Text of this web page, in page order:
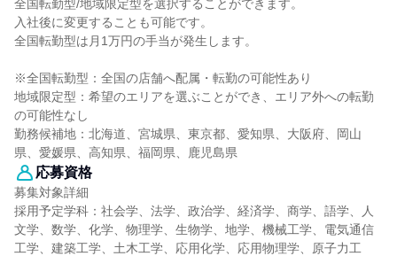
全国転勤型/地域限定型を選択することができます。
入社後に変更することも可能です。
全国転勤型は月1万円の手当が発生します。
※全国転勤型：全国の店舗へ配属・転勤の可能性あり
地域限定型：希望のエリアを選ぶことができ、エリア外への転勤
の可能性なし
勤務候補地：北海道、宮城県、東京都、愛知県、大阪府、岡山
県、愛媛県、高知県、福岡県、鹿児島県
応募資格
募集対象詳細
採用予定学科：社会学、法学、政治学、経済学、商学、語学、人
文学、数学、化学、物理学、生物学、地学、機械工学、電気通信
工学、建築工学、土木工学、応用化学、応用物理学、原子力工